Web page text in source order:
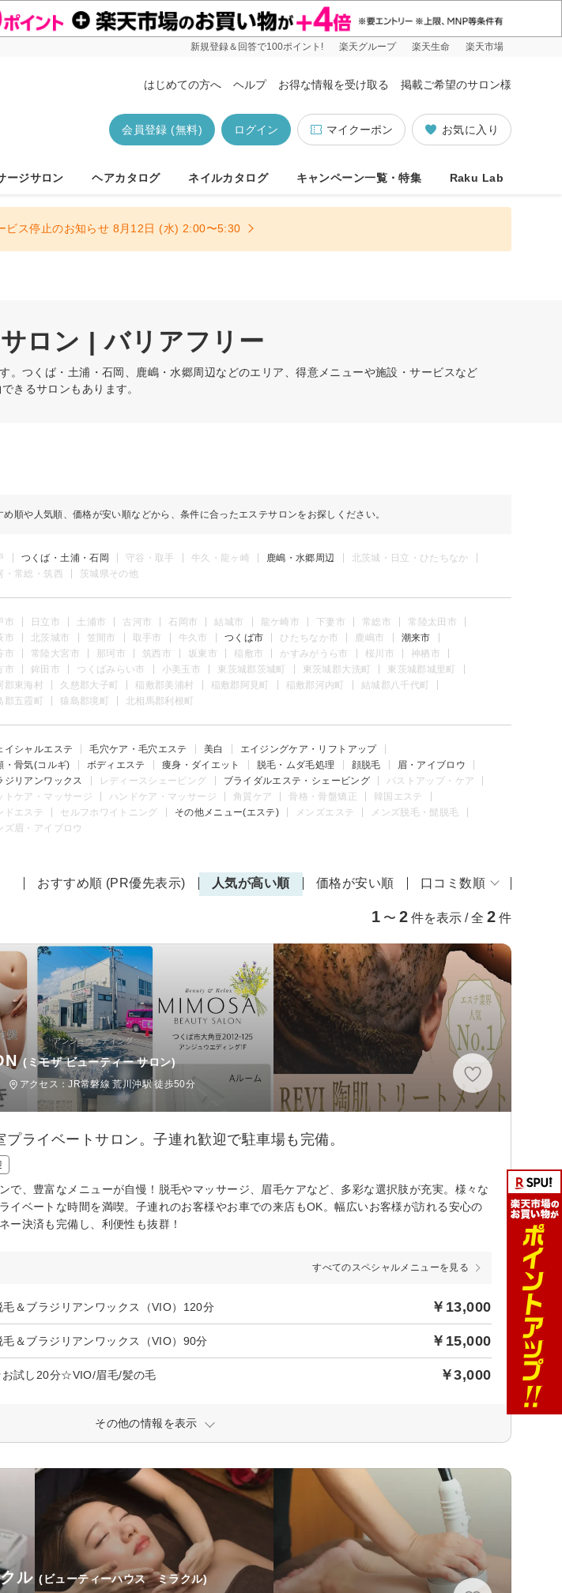
新規登録＆回答で100ポイント! 楽天グループ 楽天生命 楽天市場
はじめての方へ ヘルプ お得な情報を受け取る 掲載ご希望のサロン様
お気に入り
マイクーポン
ログイン
会員登録 (無料)
ージサロン ヘアカタログ ネイルカタログ キャンペーン一覧・特集 Raku Lab
ビス停止のお知らせ 8月12日 (水) 2:00〜5:30
ロン | バリアフリー
つくば・土浦・石岡、鹿嶋・水郷周辺などのエリア、得意メニューや施設・サービスなど
きるサロンもあります。
め順や人気順、価格が安い順などから、条件に合ったエステサロンをお探しください。
つくば・土浦・石岡 守谷・取手 牛久・龍ヶ崎 鹿嶋・水郷周辺
北茨城・日立・ひたちなか
・常総・筑西
茨城県その他
市 日立市 土浦市 古河市 石岡市 結城市 龍ケ崎市 下妻市 常総市
常陸太田市
市
北茨城市 笠間市 取手市 牛久市 つくば市 ひたちなか市 鹿嶋市
潮来市
市
常陸大宮市 那珂市 筑西市 坂東市 稲敷市 かすみがうら市 桜川市
神栖市
市
鉾田市 つくばみらい市 小美玉市 東茨城郡茨城町 東茨城郡大洗町
東茨城郡城里町
郡東海村
久慈郡大子町 稲敷郡美浦村 稲敷郡阿見町 稲敷郡河内町
結城郡八千代町
郡五霞町
猿島郡境町 北相馬郡利根町
イシャルエステ 毛穴ケア・毛穴エステ 美白
エイジングケア・リフトアップ
・骨気(コルギ)
ボディエステ 痩身・ダイエット 脱毛・ムダ毛処理 顔脱毛
眉・アイブロウ
ジリアンワックス
レディースシェービング ブライダルエステ・シェービング
バストアップ・ケア
トケア・マッサージ
ハンドケア・マッサージ 角質ケア 骨格・骨盤矯正
韓国エステ
ドエステ
セルフホワイトニング その他メニュー(エステ) メンズエステ
メンズ脱毛・髭脱毛
ズ眉・アイブロウ
おすすめ順 (PR優先表示) 人気が高い順 価格が安い順 口コミ数順
1 〜 2 件を表示 / 全 2 件
(ミモザ ビューティー サロン)
アクセス：JR常磐線 荒川沖駅 徒歩50分
ライベートサロン。子連れ歓迎で駐車場も完備。
で、豊富なメニューが自慢！脱毛やマッサージ、眉毛ケアなど、多彩な選択肢が充実。様々な
イベートな時間を満喫。子連れのお客様やお車での来店もOK。幅広いお客様が訪れる安心の
ー決済も完備し、利便性も抜群！
すべてのスペシャルメニューを見る
＆ブラジリアンワックス（VIO）120分 ￥13,000
＆ブラジリアンワックス（VIO）90分 ￥15,000
試し20分☆VIO/眉毛/髪の毛 ￥3,000
その他の情報を表示
ル (ビューティーハウス ミラクル)